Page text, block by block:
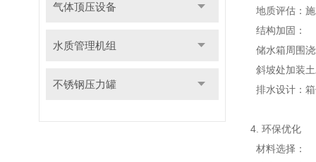
气体顶压设备
水质管理机组
不锈钢压力罐
地质评估 ：
结构加固 ：
储水箱周围
斜坡处加装
排水设计 ： 箱
4 环保优化
材料选择 ：